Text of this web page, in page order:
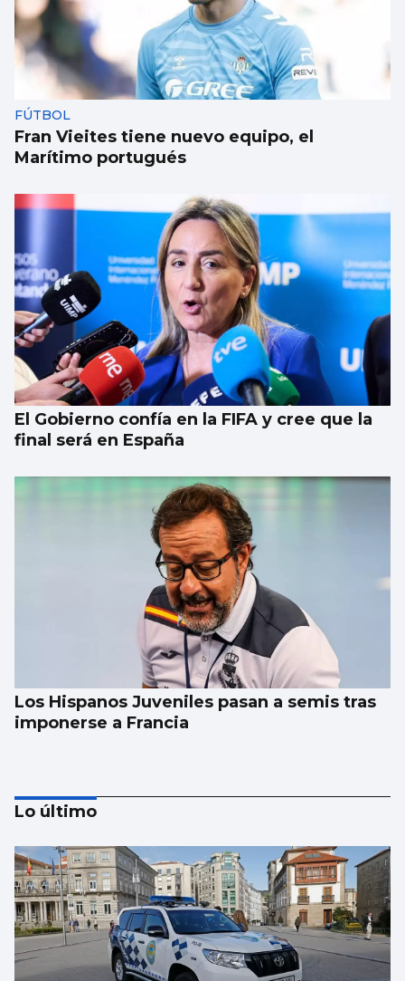
FÚTBOL
Fran Vieites tiene nuevo equipo, el
Marítimo portugués
El Gobierno confía en la FIFA y cree que la
final será en España
Los Hispanos Juveniles pasan a semis tras
imponerse a Francia
Lo último